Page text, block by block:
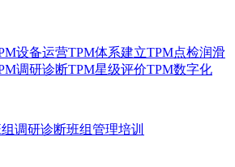
设备运营TPM体系建立TPM点检润滑
调研诊断TPM星级评价TPM数字化
调研诊断班组管理培训